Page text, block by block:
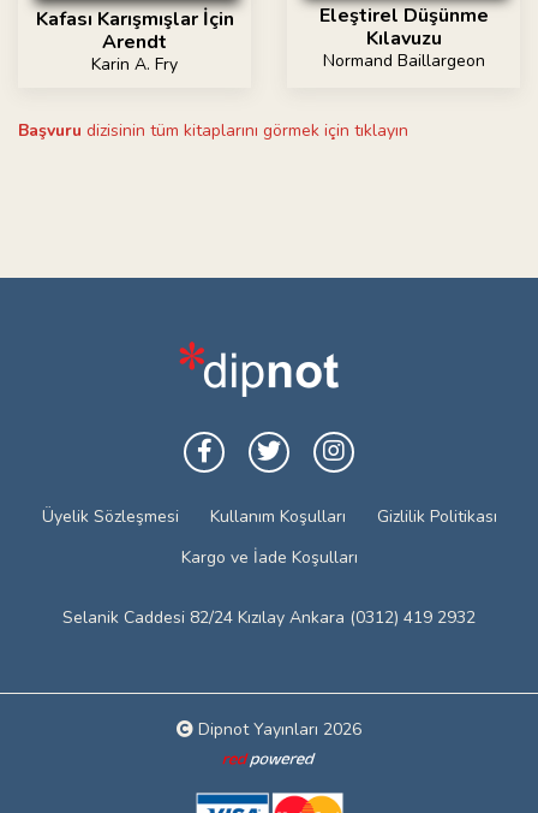
Kafası Karışmışlar İçin
Arendt
Karin A. Fry
Eleştirel Düşünme
Kılavuzu
Normand Baillargeon
Başvuru dizisinin tüm kitaplarını görmek için tıklayın
Üyelik Sözleşmesi Kullanım Koşulları
Gizlilik Politikası
Kargo ve İade Koşulları
Selanik Caddesi 82/24 Kızılay Ankara (0312) 419 2932
Dipnot Yayınları 2026